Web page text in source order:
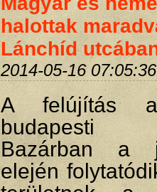
halottak
Lánchíd
2014-05-16 07:05:36
A felújítás
budapesti
Bazárban a
elején